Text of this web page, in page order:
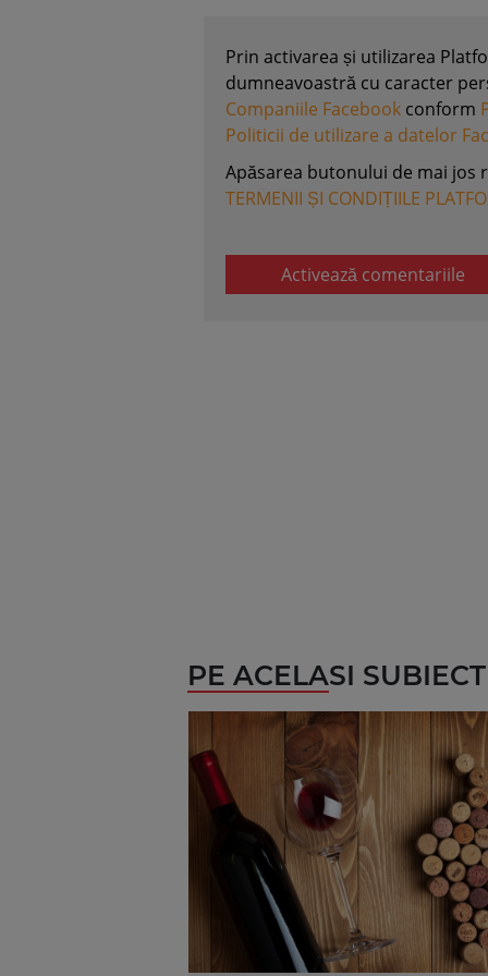
Prin activarea și utilizarea
dumneavoastră cu caracter
Companiile Facebook conform
Politicii de utilizare a datelor
Apăsarea butonului de mai
TERMENII ȘI CONDIȚIILE
Activează comentariile
PE ACELASI SUBIECT